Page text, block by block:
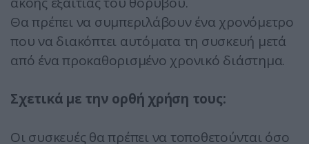
Θα πρέπει να συμπεριλάβουν ένα χρονόμετρο
που να διακόπτει αυτόματα τη συσκευή μετά
από ένα προκαθορισμένο χρονικό διάστημα.
Σχετικά με την ορθή χρήση τους:
Οι συσκευές θα πρέπει να τοποθετούνται όσο